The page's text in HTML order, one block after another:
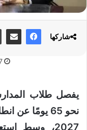
7
يفصل طلاب
2027، وسط
شاركها